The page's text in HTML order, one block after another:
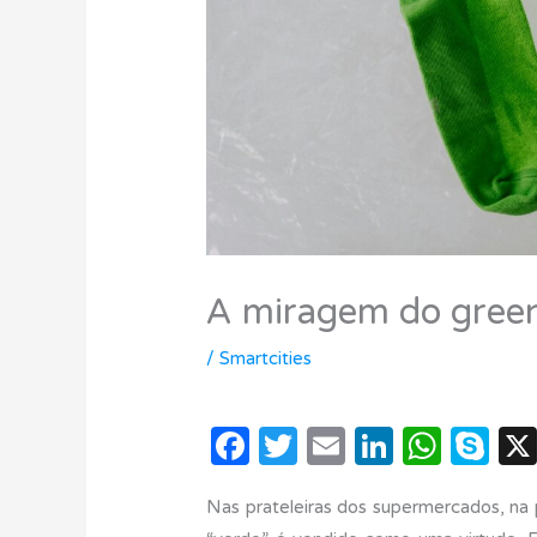
A miragem do
/Smartcities
F
c
T
it
E
ail
Li
k
W
at
S
y
Nas prateleiras dos supermercados,